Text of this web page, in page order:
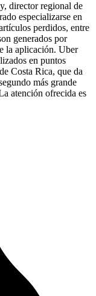
director regional de
especializarse en
perdidos, entre
generados por
la aplicación. Uber
en puntos
Costa Rica, que da
más grande
atención ofrecida es